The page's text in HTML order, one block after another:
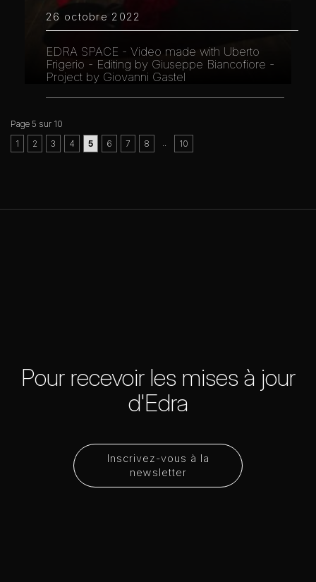
26 octobre 2022
EDRA SPACE - Video made with Uberto
Frigerio - Editing by Giuseppe Biancofiore -
Project by Giovanni Gastel
Page 5 sur 10
1
2 3 4 5 6 7 8 10
Inscrivez-vous à la
newsletter
Pour recevoir les mises à jour
d'Edra